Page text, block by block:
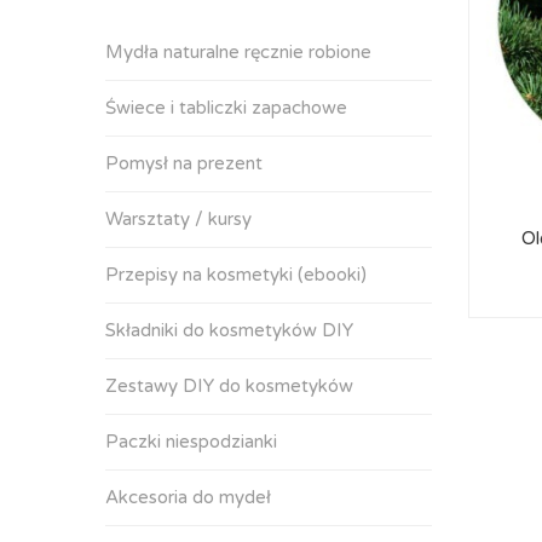
Mydła naturalne ręcznie robione
Świece i tabliczki zapachowe
Pomysł na prezent
Warsztaty / kursy
Przepisy na kosmetyki (ebooki)
Składniki do kosmetyków DIY
Zestawy DIY do kosmetyków
Paczki niespodzianki
Akcesoria do mydeł